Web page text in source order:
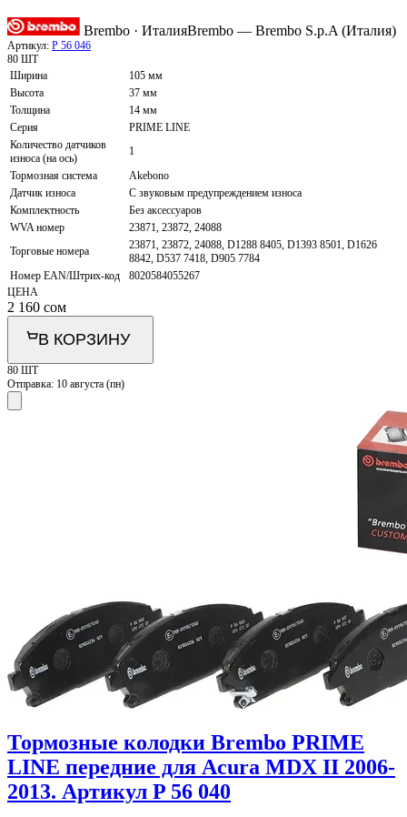
Brembo · ИталияBrembo — Brembo S.p.A (Италия)
Артикул: P 56 046
80 ШТ
Ширина
105 мм
Высота
37 мм
Толщина
14 мм
Серия
PRIME LINE
Количество датчиков
износа (на ось)
1
Тормозная система
Akebono
Датчик износа
С звуковым предупреждением износа
Комплектность
Без аксессуаров
WVA номер
23871, 23872, 24088
Торговые номера
23871, 23872, 24088, D1288 8405, D1393 8501, D1626
8842, D537 7418, D905 7784
Номер EAN/Штрих-код
8020584055267
ЦЕНА
2 160 сом
В КОРЗИНУ
80 ШТ
Отправка: 10 августа (пн)
Тормозные колодки Brembo PRIME
LINE передние для Acura MDX II 2006-
2013. Артикул P 56 040